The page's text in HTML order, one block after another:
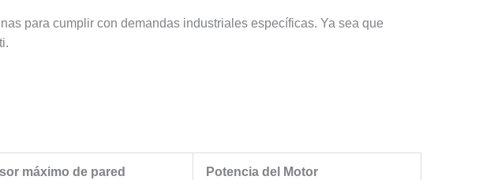
para cumplir con demandas industriales específicas. Ya sea que
máximo de pared Potencia del Motor